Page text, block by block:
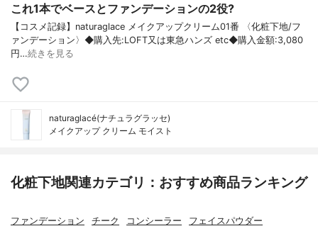
これ1本でベースとファンデーションの2役?
【コスメ記録】naturaglace メイクアップクリーム01番 〈化粧下地/フ
ァンデーション〉◆購入先:LOFT又は東急ハンズ etc◆購入金額:3,080
円…続きを見る
naturaglacé(ナチュラグラッセ)
メイクアップ クリーム モイスト
化粧下地関連カテゴリ：おすすめ商品ランキング
ファンデーション チーク コンシーラー フェイスパウダー